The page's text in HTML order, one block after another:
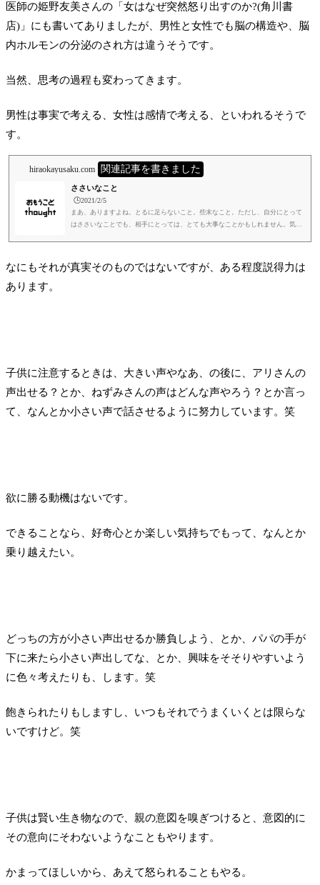
医師の姫野友美さんの「女はなぜ突然怒り出すのか?(角川書
店)」にも書いてありましたが、男性と女性でも脳の構造や、脳
内ホルモンの分泌のされ方は違うそうです。
当然、思考の過程も変わってきます。
男性は事実で考える、女性は感情で考える、といわれるそうで
す。
hiraokayusaku.com 関連記事を書きました
ささいなこと
🕒️2021/2/5
まあ、ありますよね。とるに足らないこと。些末なこと。ただし、自分にとって
はささいなことでも、相手にとっては、とても大事なことかもしれません。気を
ないなら想像する。社員の小さな依頼とか、家族の小さなお願いとか。小さなゆ
うてもてるな。笑少なくとも、その依頼の絶対的な大きさはわからないですよ
なにもそれが真実そのものではないですが、ある程度説得力は
あります。
子供に注意するときは、大きい声やなあ、の後に、アリさんの
声出せる？とか、ねずみさんの声はどんな声やろう？とか言っ
て、なんとか小さい声で話させるように努力しています。笑
欲に勝る動機はないです。
できることなら、好奇心とか楽しい気持ちでもって、なんとか
乗り越えたい。
どっちの方が小さい声出せるか勝負しよう、とか、パパの手が
下に来たら小さい声出してな、とか、興味をそそりやすいよう
に色々考えたりも、します。笑
飽きられたりもしますし、いつもそれでうまくいくとは限らな
いですけど。笑
子供は賢い生き物なので、親の意図を嗅ぎつけると、意図的に
その意向にそわないようなこともやります。
かまってほしいから、あえて怒られることもやる。